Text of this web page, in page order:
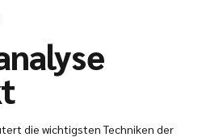
die wichtigsten Techniken der